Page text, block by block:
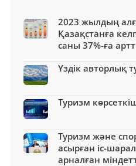
2023 жылдың
Қазақстанға
саны 37%-ға
Үздік авторлық
Туризм
Туризм және
асырған іс-
арналған